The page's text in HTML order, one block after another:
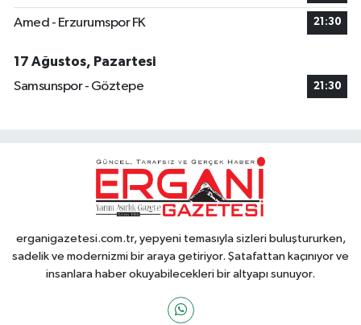
Amed - Erzurumspor FK 21:30
17 Ağustos, Pazartesi
Samsunspor - Göztepe
21:30
erganigazetesi.com.tr, yepyeni temasıyla sizleri buluştururken,
sadelik ve modernizmi bir araya getiriyor. Şatafattan kaçınıyor ve
insanlara haber okuyabilecekleri bir altyapı sunuyor.